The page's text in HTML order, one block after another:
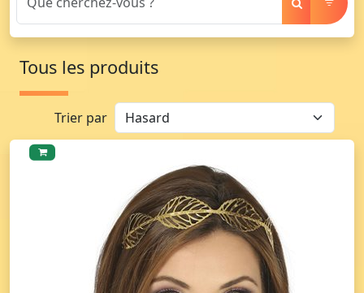
Tous les produits
Trier par